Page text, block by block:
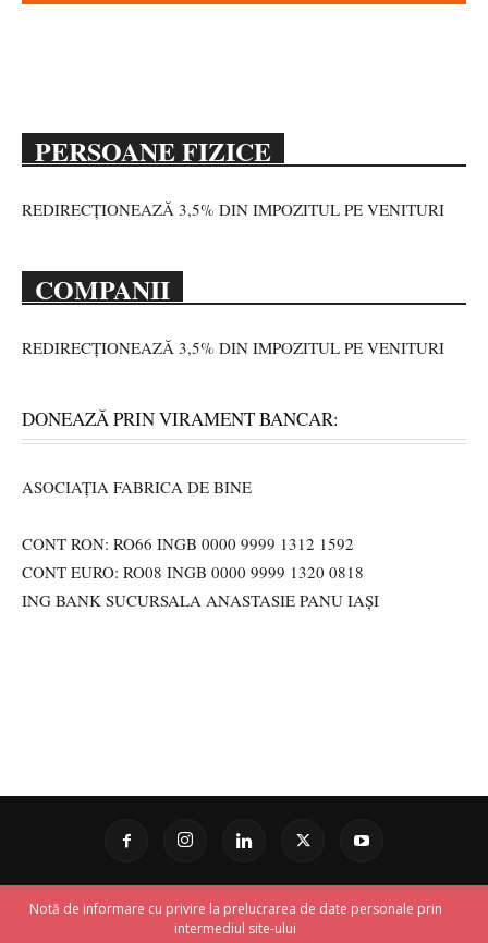
PERSOANE FIZICE
REDIRECȚIONEAZĂ 3,5% DIN IMPOZITUL PE VENITURI
COMPANII
REDIRECȚIONEAZĂ 3,5% DIN IMPOZITUL PE VENITURI
DONEAZĂ PRIN VIRAMENT BANCAR:
ASOCIAȚIA FABRICA DE BINE
CONT RON: RO66 INGB 0000 9999 1312 1592
CONT EURO: RO08 INGB 0000 9999 1320 0818
ING BANK SUCURSALA ANASTASIE PANU IAȘI
Notă de informare cu privire la prelucrarea de date personale prin
intermediul site-ului